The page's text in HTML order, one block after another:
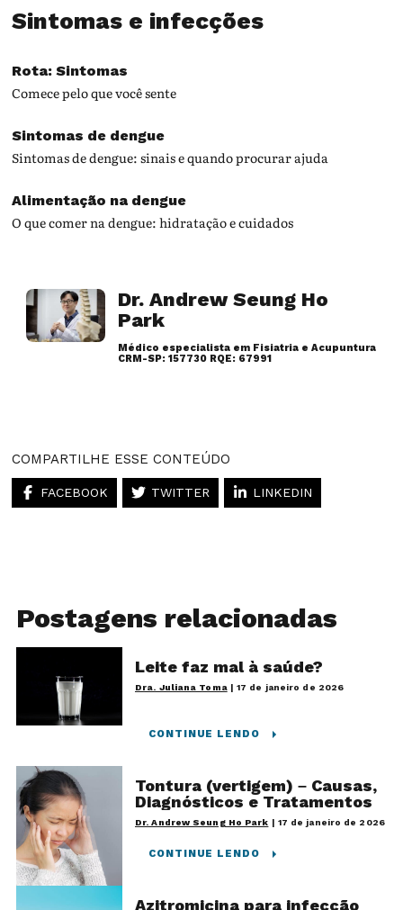
Sintomas e infecções
Rota: Sintomas
Comece pelo que você sente
Sintomas de dengue
Sintomas de dengue: sinais e quando procurar ajuda
Alimentação na dengue
O que comer na dengue: hidratação e cuidados
Dr. Andrew Seung Ho
Park
Médico especialista em Fisiatria e Acupuntura
CRM-SP: 157730 RQE: 67991
COMPARTILHE ESSE CONTEÚDO
FACEBOOK TWITTER LINKEDIN
Postagens relacionadas
Leite faz mal à saúde?
Dra. Juliana Toma|17 de janeiro de 2026
CONTINUE LENDO
Tontura (vertigem) – Causas,
Diagnósticos e Tratamentos
Dr. Andrew Seung Ho Park | 17 de janeiro de 2026
CONTINUE LENDO
Azitromicina para infecção